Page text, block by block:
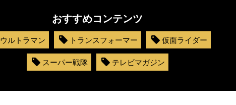
おすすめコンテンツ
ウルトラマン トランスフォーマー 仮面ライダー
スーパー戦隊 テレビマガジン